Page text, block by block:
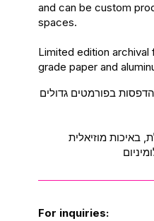
and can be custom
spaces.
Limited edition
grade paper and
בפורמטים גדולים
באיכות מוזיאלית
For inquiries: